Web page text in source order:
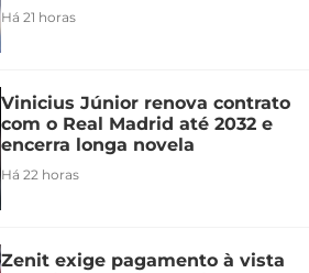
Há 21 horas
Vinicius Júnior renova contrato
com o Real Madrid até 2032 e
encerra longa novela
Há 22 horas
Zenit exige pagamento à vista